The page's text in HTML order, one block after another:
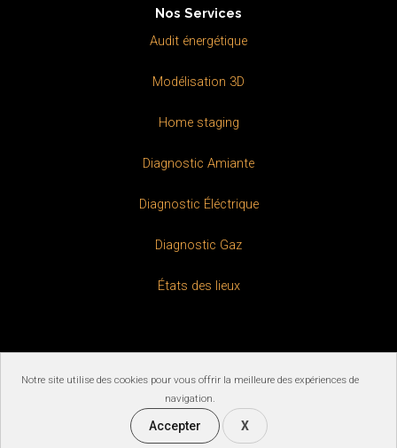
Notre site utilise des cookies pour vous offrir la meilleure des expériences de
navigation.
Accepter X
Gérer Les Cookies
o
k
i
n
Nos Services
Audit énergétique
Modélisation 3D
Home staging
Diagnostic Amiante
Diagnostic Éléctrique
Diagnostic Gaz
États des lieux
Copyright ©2026 JMGAMO | Tous droits réservés
Politique de confidentialité |Mentions légales